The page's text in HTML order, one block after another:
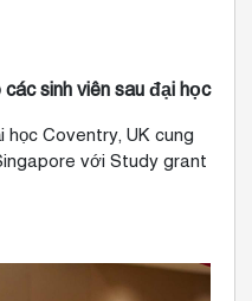
sinh viên sau đại học
học Coventry, UK cung
với Study grant